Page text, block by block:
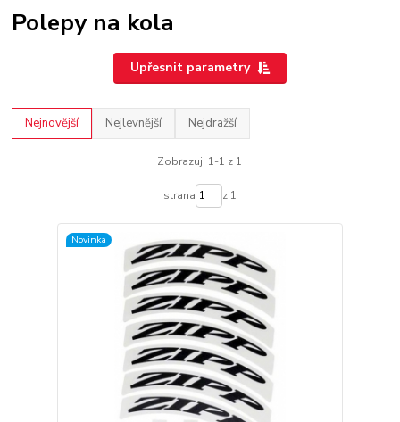
Polepy na kola
Upřesnit parametry
Nejnovější Nejlevnější Nejdražší
Zobrazuji 1-1 z 1
strana z 1
Novinka